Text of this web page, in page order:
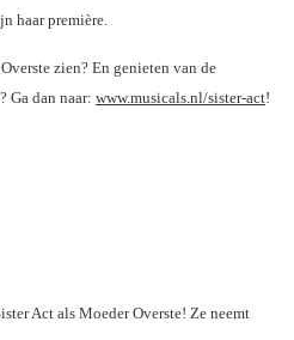
haar première.
zien? En genieten van de
Ga dan naar: www.musicals.nl/sister-act!
Act als Moeder Overste! Ze neemt